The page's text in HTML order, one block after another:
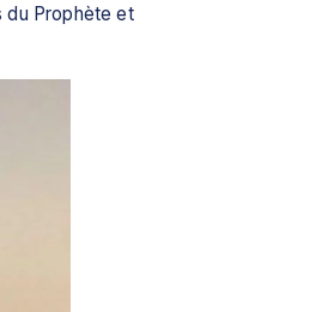
du Prophète et